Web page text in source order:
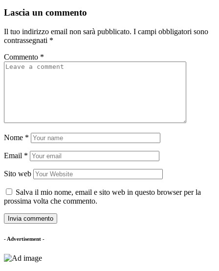
Lascia un commento
Il tuo indirizzo email non sarà pubblicato. I campi obbligatori sono
contrassegnati *
Commento *
Nome *
Email *
Sito web
Salva il mio nome, email e sito web in questo browser per la
prossima volta che commento.
- Advertisement -